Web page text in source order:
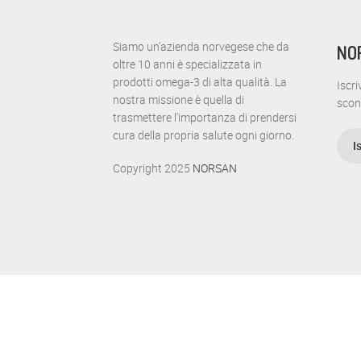
Siamo un’azienda norvegese che da
oltre 10 anni è specializzata in
prodotti omega-3 di alta qualità. La
nostra missione è quella di
trasmettere l’importanza di prendersi
cura della propria salute ogni giorno.
Copyright 2025 NORSAN